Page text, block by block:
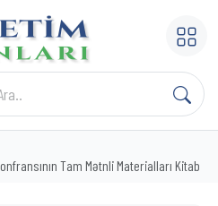
Tam Mətnli Materialları Kitab